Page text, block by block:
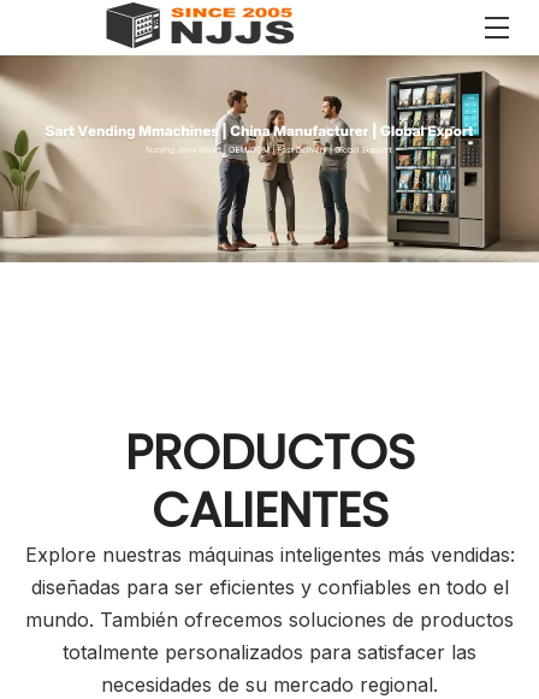
PRODUCTOS
CALIENTES
Explore nuestras máquinas inteligentes más vendidas:
diseñadas para ser eficientes y confiables en todo el
mundo. También ofrecemos soluciones de productos
totalmente personalizados para satisfacer las
necesidades de su mercado regional.